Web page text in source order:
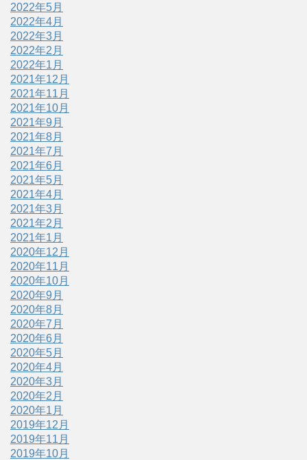
2022年5月
2022年4月
2022年3月
2022年2月
2022年1月
2021年12月
2021年11月
2021年10月
2021年9月
2021年8月
2021年7月
2021年6月
2021年5月
2021年4月
2021年3月
2021年2月
2021年1月
2020年12月
2020年11月
2020年10月
2020年9月
2020年8月
2020年7月
2020年6月
2020年5月
2020年4月
2020年3月
2020年2月
2020年1月
2019年12月
2019年11月
2019年10月